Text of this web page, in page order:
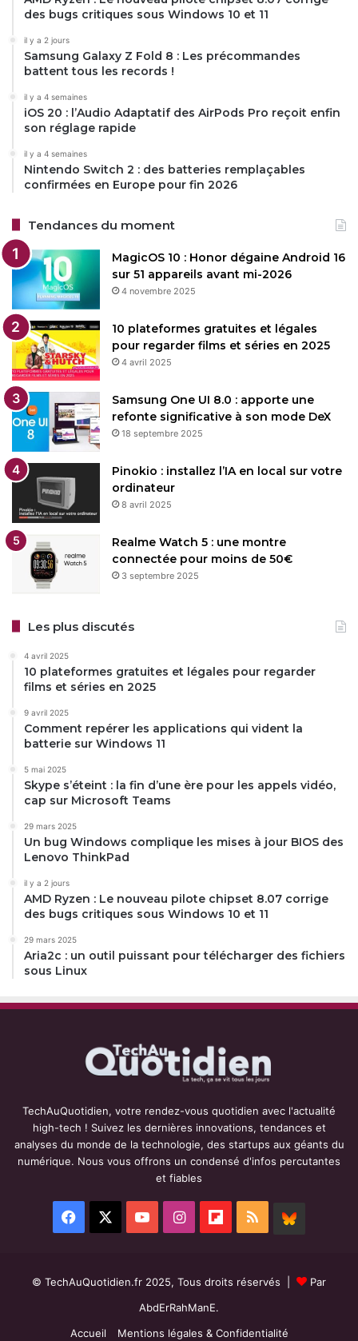
des bugs critiques sous Windows 10 et 11
il y a 2 jours
Samsung Galaxy Z Fold 8 : Les précommandes
battent tous les records !
il y a 4 semaines
iOS 20 : l’Audio Adaptatif des AirPods Pro reçoit enfin
son réglage rapide
il y a 4 semaines
Nintendo Switch 2 : des batteries remplaçables
confirmées en Europe pour fin 2026
Tendances du moment
MagicOS 10 : Honor dégaine Android 16
sur 51 appareils avant mi-2026
4 novembre 2025
10 plateformes gratuites et légales
pour regarder films et séries en 2025
4 avril 2025
Samsung One UI 8.0 : apporte une
refonte significative à son mode DeX
18 septembre 2025
Pinokio : installez l’IA en local sur votre
ordinateur
8 avril 2025
Realme Watch 5 : une montre
connectée pour moins de 50€
3 septembre 2025
Les plus discutés
4 avril 2025
10 plateformes gratuites et légales pour regarder
films et séries en 2025
9 avril 2025
Comment repérer les applications qui vident la
batterie sur Windows 11
5 mai 2025
Skype s’éteint : la fin d’une ère pour les appels vidéo,
cap sur Microsoft Teams
29 mars 2025
Un bug Windows complique les mises à jour BIOS des
Lenovo ThinkPad
il y a 2 jours
AMD Ryzen : Le nouveau pilote chipset 8.07 corrige
des bugs critiques sous Windows 10 et 11
29 mars 2025
Aria2c : un outil puissant pour télécharger des fichiers
sous Linux
TechAuQuotidien, votre rendez-vous quotidien avec l'actualité
high-tech ! Suivez les dernières innovations, tendances et
analyses du monde de la technologie, des startups aux géants du
numérique. Nous vous offrons un condensé d'infos percutantes
et fiables
Facebook YouTubeInstagramFlipboard
RSS
© TechAuQuotidien.fr 2025, Tous droits réservés |
Par
AbdErRahManE.
Accueil
Mentions légales & Confidentialité